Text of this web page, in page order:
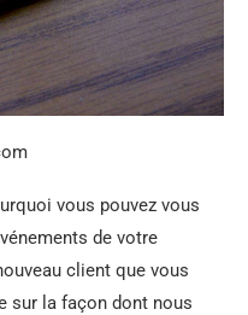
vous pouvez vous
de votre
client que vous
sur la façon dont nous